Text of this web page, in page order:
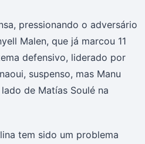
pressionando o adversário
Malen, que já marcou 11
defensivo, liderado por
suspenso, mas Manu
de Matías Soulé na
tem sido um problema